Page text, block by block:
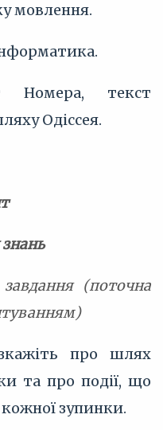
мовлення.
текст
Одіссея.
(поточна
про шлях
та про події, що
кожної зупинки.